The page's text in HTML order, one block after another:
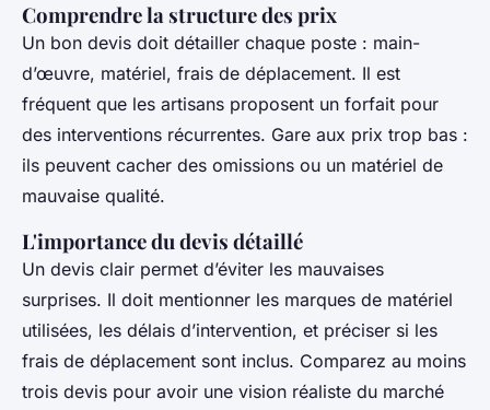
Comprendre la structure des prix
Un bon devis doit détailler chaque poste : main-
d’œuvre, matériel, frais de déplacement. Il est
fréquent que les artisans proposent un forfait pour
des interventions récurrentes. Gare aux prix trop bas :
ils peuvent cacher des omissions ou un matériel de
mauvaise qualité.
L'importance du devis détaillé
Un devis clair permet d’éviter les mauvaises
surprises. Il doit mentionner les marques de matériel
utilisées, les délais d’intervention, et préciser si les
frais de déplacement sont inclus. Comparez au moins
trois devis pour avoir une vision réaliste du marché